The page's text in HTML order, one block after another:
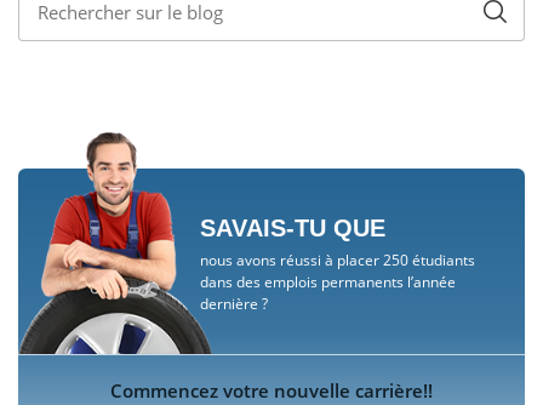
SAVAIS-TU QUE
nous avons réussi à placer 250 étudiants
dans des emplois permanents l’année
dernière ?
Commencez votre nouvelle carrière!!